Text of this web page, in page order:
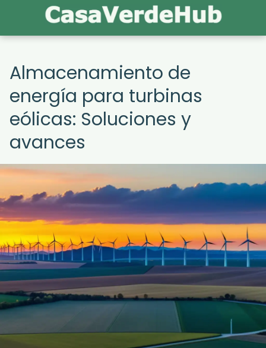
Almacenamiento de
energía para turbinas
eólicas: Soluciones y
avances